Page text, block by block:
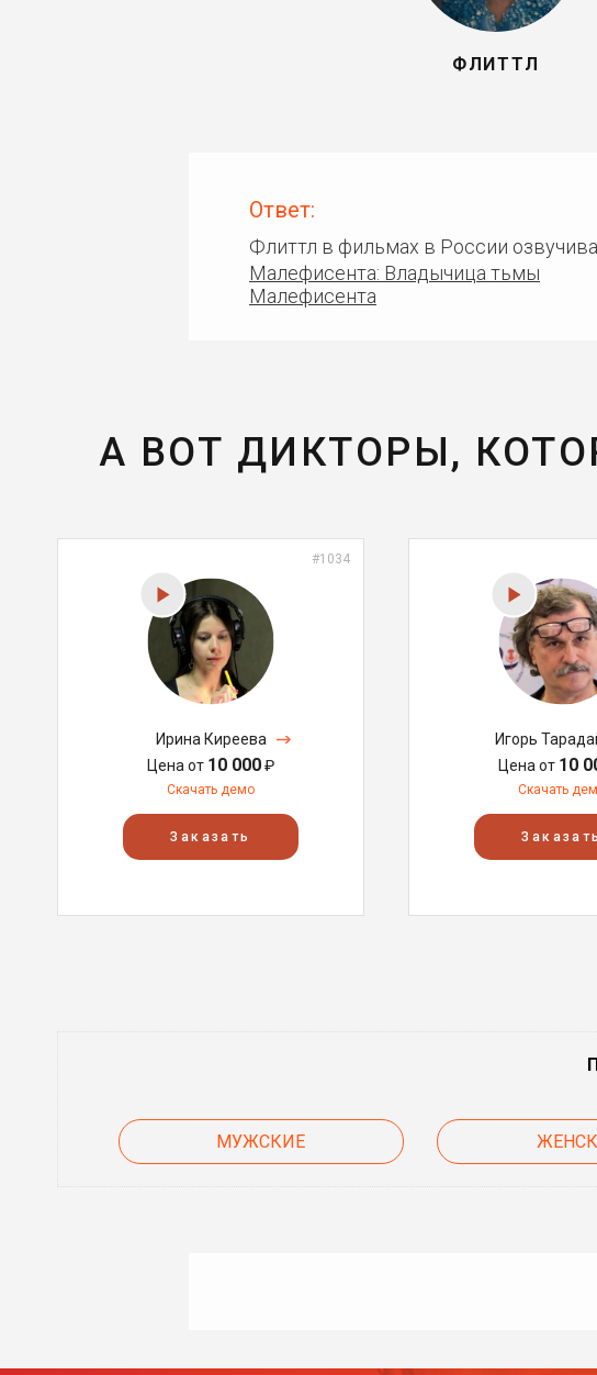
ФЛИТТЛ
Ответ:
Флиттл в фильмах в России
Малефисента: Владычица тьмы
Малефисента
А ВОТ ДИКТОРЫ,
#1034
Ирина Киреева
Цена от 10 000₽
Скачать демо
Заказать
Игорь
Цена от 10
Скачать
Заказать
МУЖСКИЕ